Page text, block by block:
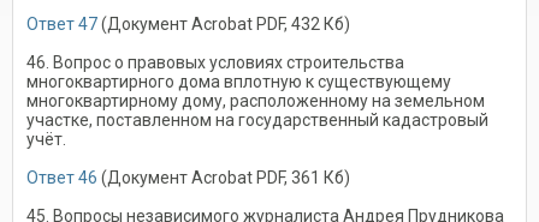
Ответ 47(Документ Acrobat PDF, 432 Кб)
46. Вопрос о правовых условиях строительства
многоквартирного дома вплотную к существующему
многоквартирному дому, расположенному на земельном
участке, поставленном на государственный кадастровый
учёт.
Ответ 46 (Документ Acrobat PDF, 361 Кб)
45. Вопросы независимого журналиста Андрея Прудникова